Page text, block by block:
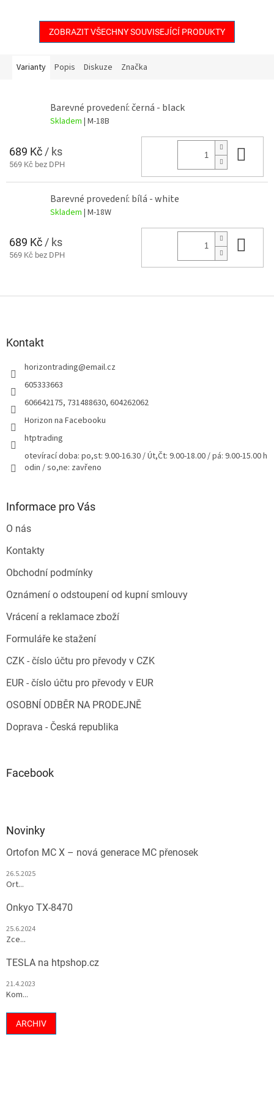
ZOBRAZIT VŠECHNY SOUVISEJÍCÍ PRODUKTY
Varianty Popis Diskuze Značka
Barevné provedení: černá - black
Skladem | M-18B
689 Kč / ks
569 Kč bez DPH
Barevné provedení: bílá - white
Skladem | M-18W
689 Kč / ks
569 Kč bez DPH
Kontakt
horizontrading@email.cz
605333663
606642175, 731488630, 604262062
Horizon na Facebooku
htptrading
otevírací doba: po,st: 9.00-16.30 / Út,Čt: 9.00-18.00 / pá: 9.00-15.00 h
odin / so,ne: zavřeno
Informace pro Vás
O nás
Kontakty
Obchodní podmínky
Oznámení o odstoupení od kupní smlouvy
Vrácení a reklamace zboží
Formuláře ke stažení
CZK - číslo účtu pro převody v CZK
EUR - číslo účtu pro převody v EUR
OSOBNÍ ODBĚR NA PRODEJNĚ
Doprava - Česká republika
Facebook
Novinky
Ortofon MC X – nová generace MC přenosek
26.5.2025
Ort...
Onkyo TX-8470
25.6.2024
Zce...
TESLA na htpshop.cz
21.4.2023
Kom...
ARCHIV